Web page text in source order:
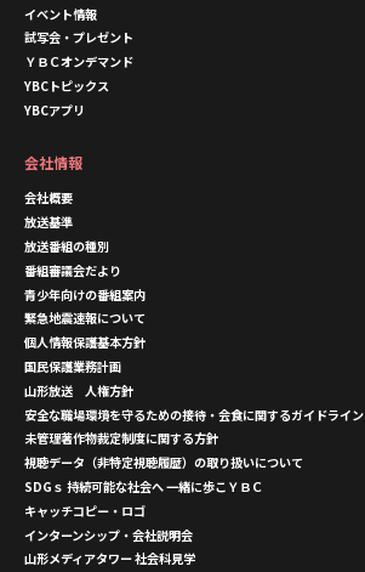
イベント情報
試写会・プレゼント
ＹＢＣオンデマンド
YBCトピックス
YBCアプリ
会社情報
会社概要
放送基準
放送番組の種別
番組審議会だより
青少年向けの番組案内
緊急地震速報について
個人情報保護基本方針
国民保護業務計画
山形放送 人権方針
安全な職場環境を守るための接待・会食に関するガイドライン
未管理著作物裁定制度に関する方針
視聴データ（非特定視聴履歴）の取り扱いについて
SDGｓ 持続可能な社会へ 一緒に歩こＹＢＣ
キャッチコピー・ロゴ
インターンシップ・会社説明会
山形メディアタワー 社会科見学